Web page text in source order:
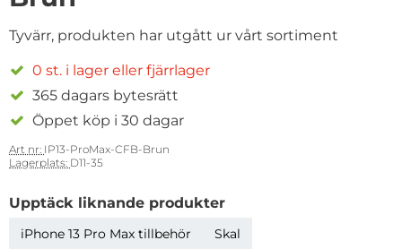
Tyvärr, produkten har utgått ur vårt sortiment
0 st. i lager eller fjärrlager
365 dagars bytesrätt
Öppet köp i 30 dagar
Art nr: IP13-ProMax-CFB-Brun
Lagerplats: D11-35
Upptäck liknande produkter
iPhone 13 Pro Max tillbehör Skal